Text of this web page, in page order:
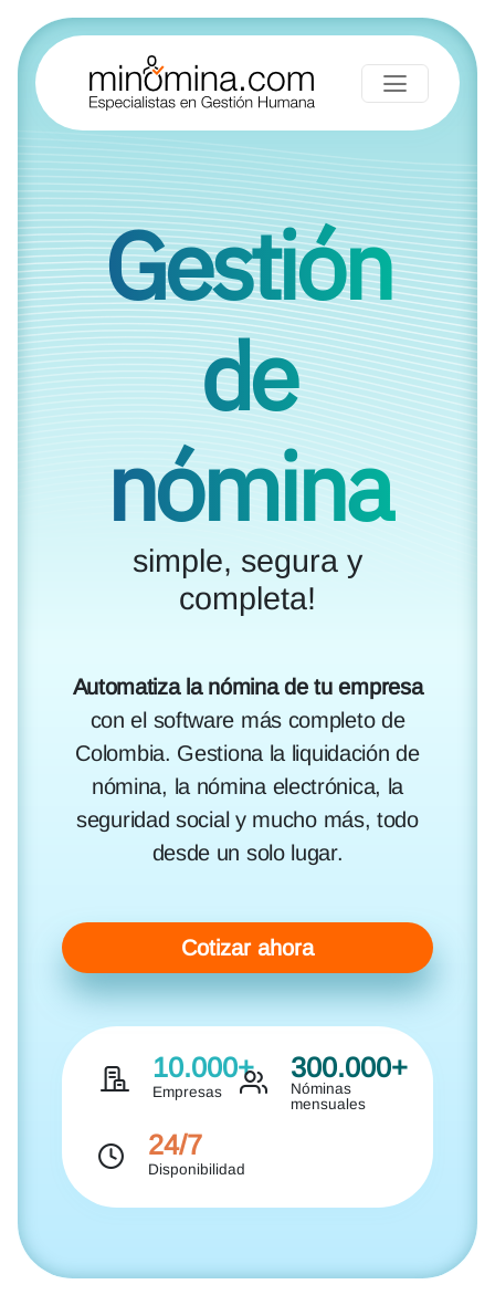
Gestión
de
nómina
simple, segura y
completa!
Automatiza la nómina de tu empresa
con el software más completo de
Colombia. Gestiona la liquidación de
nómina, la nómina electrónica, la
seguridad social y mucho más, todo
desde un solo lugar.
Cotizar ahora
10.000+
Empresas
300.000+
Nóminas
mensuales
24/7
Disponibilidad